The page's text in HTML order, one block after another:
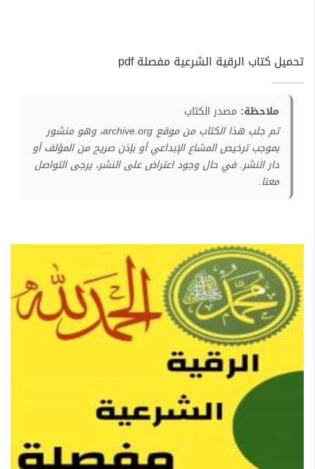
تحميل كتاب الرقية الشرعية مفصلة pdf
ملاحظة: مصدر الكتاب
تم جلب هذا الكتاب من موقع archive.org، وهو منشور
بموجب ترخيص المشاع الإبداعي أو بإذن صريح من المؤلف أو
دار النشر. في حال وجود اعتراض على النشر، يرجى التواصل
معنا.